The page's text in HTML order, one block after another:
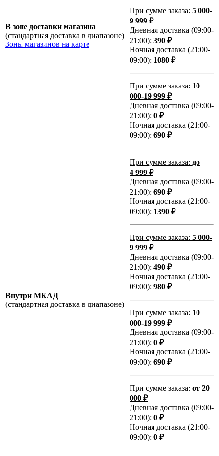
В зоне доставки магазина
(стандартная доставка в диапазоне)
Зоны магазинов на карте
При сумме заказа: 5 000-
9 999 ₽
Дневная доставка (09:00-
21:00): 390 ₽
Ночная доставка (21:00-
09:00): 1080 ₽
При сумме заказа: 10
000-19 999 ₽
Дневная доставка (09:00-
21:00): 0 ₽
Ночная доставка (21:00-
09:00): 690 ₽
Внутри МКАД
(стандартная доставка в диапазоне)
При сумме заказа: до
4 999 ₽
Дневная доставка (09:00-
21:00): 690 ₽
Ночная доставка (21:00-
09:00): 1390 ₽
При сумме заказа: 5 000-
9 999 ₽
Дневная доставка (09:00-
21:00): 490 ₽
Ночная доставка (21:00-
09:00): 980 ₽
При сумме заказа: 10
000-19 999 ₽
Дневная доставка (09:00-
21:00): 0 ₽
Ночная доставка (21:00-
09:00): 690 ₽
При сумме заказа: от 20
000 ₽
Дневная доставка (09:00-
21:00): 0 ₽
Ночная доставка (21:00-
09:00): 0 ₽